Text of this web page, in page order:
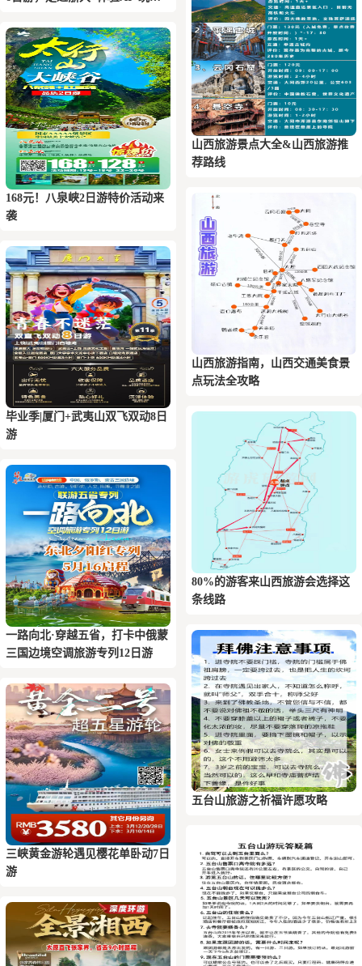
168元！八泉峡2日游特价活动来
袭
毕业季|厦门+武夷山双飞双动8日
游
一路向北·穿越五省，打卡中俄蒙
三国边境空调旅游专列12日游
三峡黄金游轮遇见樱花单卧动7日
游
山西旅游景点大全&山西旅游推
荐路线
山西旅游指南，山西交通美食景
点玩法全攻略
80%的游客来山西旅游会选择这
条线路
五台山旅游之祈福许愿攻略